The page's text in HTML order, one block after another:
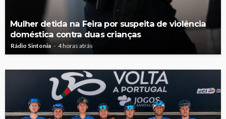
Mulher detida na Feira por suspeita de violência
doméstica contra duas crianças
Rádio Sintonia 4 horas atrás